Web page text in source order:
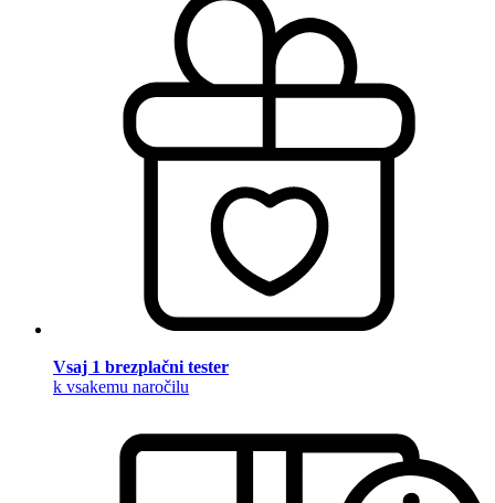
Vsaj 1 brezplačni tester
k vsakemu naročilu